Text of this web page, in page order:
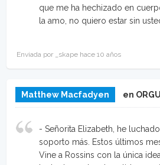
que me ha hechizado en
la amo, no quiero estar sin
Enviada por _skape hace 10 años
Matthew Macfadyen en
- Señorita Elizabeth, he
soporto más. Estos últimos
Vine a Rossins con la única